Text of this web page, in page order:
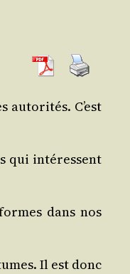
auto­ri­tés. C’est
qui inté­ressent
dans nos
Il est donc